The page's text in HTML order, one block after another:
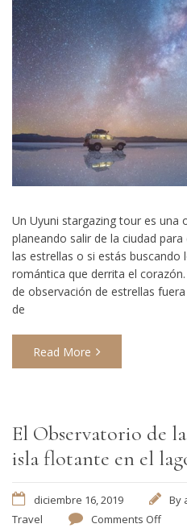
Un Uyuni stargazing tour es una
planeando salir de la ciudad
las estrellas o si estás buscando
romántica que derrita el
de observación de estrellas
de
Read More
El Observatorio de
isla flotante en el
diciembre 16, 2019 By
Travel
Comments Off